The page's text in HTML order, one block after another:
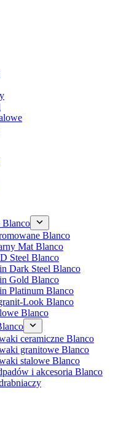
Blanco
Blanco
Mat Blanco
Steel Blanco
Dark Steel Blanco
Gold Blanco
Platinum Blanco
Look Blanco
Blanco
ceramiczne Blanco
granitowe Blanco
stalowe Blanco
i akcesoria Blanco